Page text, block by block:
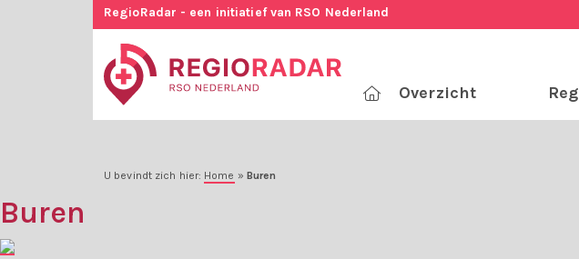
RegioRadar - een initiatief van RSO Nederland
Overzicht
U bevindt zich hier: Home » Buren
Buren